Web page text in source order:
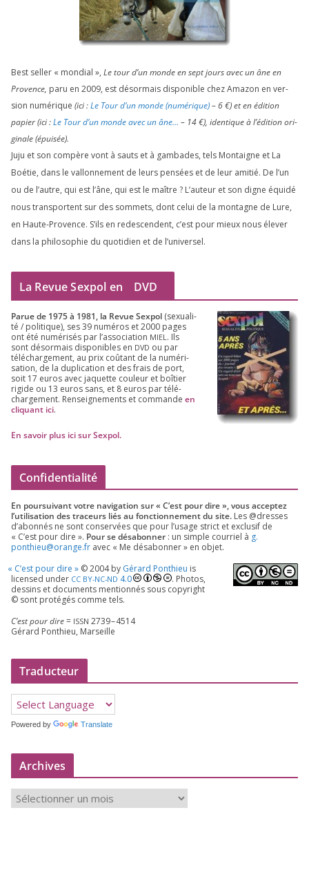
Best sel­ler « mon­dial », Le tour d’un monde en sept jours avec un âne en
Provence, paru en 2009, est désor­mais dis­po­nible chez Amazon en ver­
sion numé­rique (ici :Le Tour d’un monde (numé­rique)–6€) et en édi­tion
papier (ici :Le Tour d’un monde avec un âne… – 14€), iden­tique à l’é­di­tion ori­
gi­nale (épui­sée).
Juju et son com­père vont à sauts et à gam­bades, tels Montaigne et La
Boétie, dans le val­lon­ne­ment de leurs pen­sées et de leur ami­tié. De l’un
ou de l’autre, qui est l’âne, qui est le maître ? L’auteur et son digne équi­dé
nous trans­portent sur des som­mets, dont celui de la mon­tagne de Lure,
en Haute-Provence. S’ils en redes­cendent, c’est pour mieux nous éle­ver
dans la phi­lo­so­phie du quo­ti­dien et de l’universel.
La Revue Sexpol en DVD
Parue de 1975à 1981, la Revue Sex­pol (sexua­li­
té /​ poli­tique), ses39 numé­ros et2000 pages
ont été numé­ri­sés par l’as­so­cia­tion MIEL . Ils
sont désor­mais dis­po­nibles en DVD ou par
télé­char­ge­ment, au prix coû­tant de la numé­ri­
sa­tion, de la dupli­ca­tion et des frais de port,
soit 17 euros avec jaquette cou­leur et boî­tier
rigide ou 13 euros sans, et 8 euros par télé­
char­ge­ment. Ren­sei­gne­ments et com­mande en
cli­quant ici.
En savoir plus ici sur Sexpol.
Confidentialité
En pour­sui­vant votre navi­ga­tion sur « C’est pour dire », vous accep­tez
l’utilisation des tra­ceurs liés au fonc­tion­ne­ment du site. Les @dresses
d’a­bon­nés ne sont conser­vées que pour l’u­sage strict et exclu­sif de
« C’est pour dire ». Pour se désa­bon­ner : un simple cour­riel à g.​
ponthieu@​orange.​fr avec « Me désa­bon­ner » en objet.
« C’est pour dire » ©2004by Gérard Ponthieu is
licen­sed under CC BY-NC-ND 4.0
. Photos,
des­sins et docu­ments men­tion­nés sous copy­right
© sont pro­té­gés comme tels.
C’est pour dire= ISSN 2739–4514
Gérard Ponthieu, Marseille
Traducteur
Powered by Translate
Archives
r